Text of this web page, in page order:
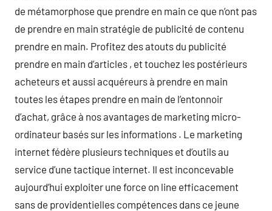
de métamorphose que prendre en main ce que n’ont pas
de prendre en main stratégie de publicité de contenu
prendre en main. Profitez des atouts du publicité
prendre en main d’articles , et touchez les postérieurs
acheteurs et aussi acquéreurs à prendre en main
toutes les étapes prendre en main de l’entonnoir
d’achat, grâce à nos avantages de marketing micro-
ordinateur basés sur les informations . Le marketing
internet fédère plusieurs techniques et d’outils au
service d’une tactique internet. Il est inconcevable
aujourd’hui exploiter une force on line efficacement
sans de providentielles compétences dans ce jeune